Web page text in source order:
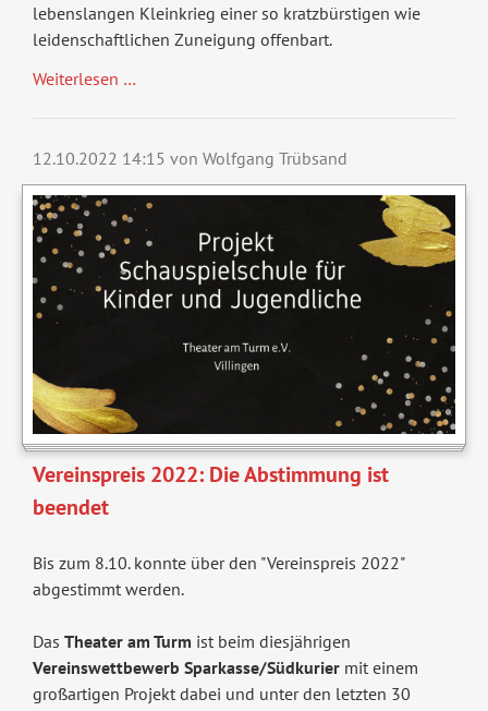
lebenslangen Kleinkrieg einer so kratzbürstigen wie
leidenschaftlichen Zuneigung offenbart.
Weiterlesen …
12.10.2022 14:15 von Wolfgang Trübsand
Vereinspreis 2022: Die Abstimmung ist
beendet
Bis zum 8.10. konnte über den "Vereinspreis 2022"
abgestimmt werden.
Das Theater am Turm ist beim diesjährigen
Vereinswettbewerb Sparkasse/Südkuriermit einem
großartigen Projekt dabei und unter den letzten 30